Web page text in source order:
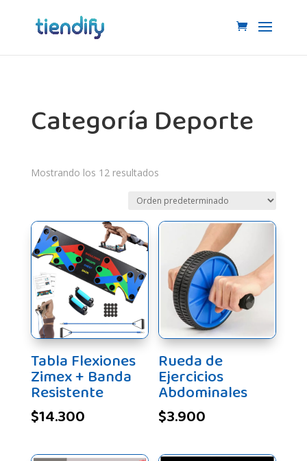
Categoría Deporte
Mostrando los 12 resultados
Tabla Flexiones
Zimex + Banda
Resistente
$14.300
Rueda de
Ejercicios
Abdominales
$3.900